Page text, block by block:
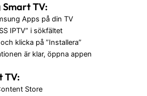
Smart TV:
Apps på din TV
IPTV” i sökfältet
klicka på ”Installera”
är klar, öppna appen
TV:
Store